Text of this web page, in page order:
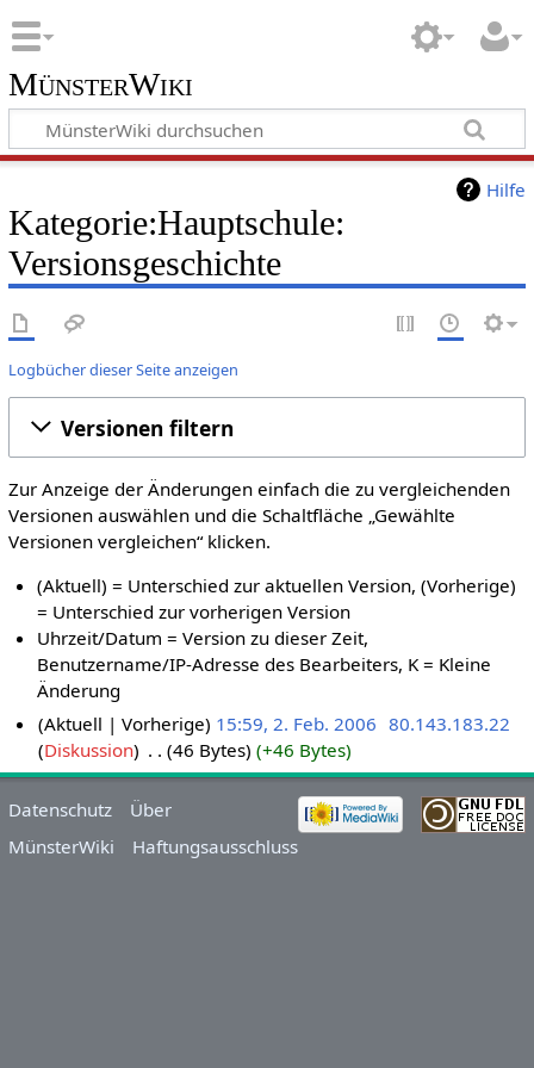
MünsterWiki
Hilfe
Kategorie:Hauptschule:
Versionsgeschichte
Logbücher dieser Seite anzeigen
Versionen filtern
Zur Anzeige der Änderungen einfach die zu vergleichenden
Versionen auswählen und die Schaltfläche „Gewählte
Versionen vergleichen“ klicken.
(Aktuell) = Unterschied zur aktuellen Version, (Vorherige)
= Unterschied zur vorherigen Version
Uhrzeit/Datum = Version zu dieser Zeit,
Benutzername/IP-Adresse des Bearbeiters, K = Kleine
Änderung
Aktuell
Vorherige 15:59, 2. Feb. 2006 80.143.183.22
Diskussion
46 Bytes +46 Bytes
Datenschutz
Über
MünsterWiki
Haftungsausschluss